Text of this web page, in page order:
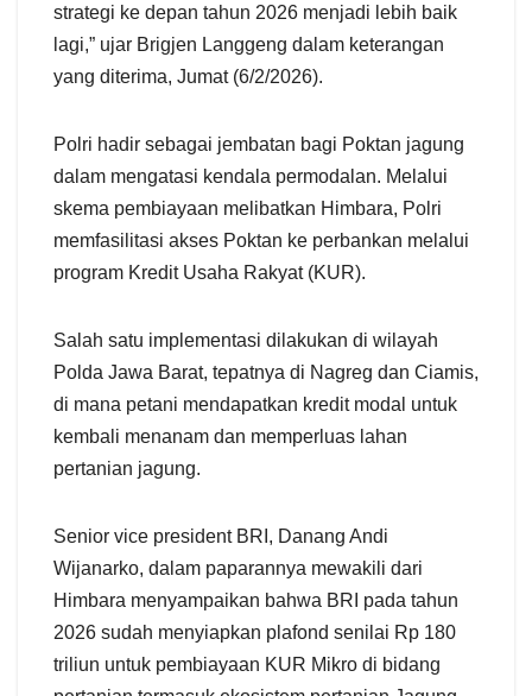
strategi ke depan tahun 2026 menjadi lebih baik
lagi,” ujar Brigjen Langgeng dalam keterangan
yang diterima, Jumat (6/2/2026).
Polri hadir sebagai jembatan bagi Poktan jagung
dalam mengatasi kendala permodalan. Melalui
skema pembiayaan melibatkan Himbara, Polri
memfasilitasi akses Poktan ke perbankan melalui
program Kredit Usaha Rakyat (KUR).
Salah satu implementasi dilakukan di wilayah
Polda Jawa Barat, tepatnya di Nagreg dan Ciamis,
di mana petani mendapatkan kredit modal untuk
kembali menanam dan memperluas lahan
pertanian jagung.
Senior vice president BRI, Danang Andi
Wijanarko, dalam paparannya mewakili dari
Himbara menyampaikan bahwa BRI pada tahun
2026 sudah menyiapkan plafond senilai Rp 180
triliun untuk pembiayaan KUR Mikro di bidang